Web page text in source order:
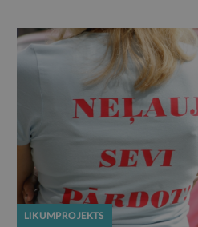
LIKUMPROJEKTS